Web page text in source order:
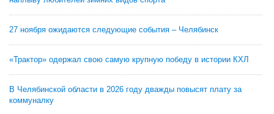
27 ноября ожидаются следующие события – Челябинск
«Трактор» одержал свою самую крупную победу в истории КХЛ
В Челябинской области в 2026 году дважды повысят плату за
коммуналку